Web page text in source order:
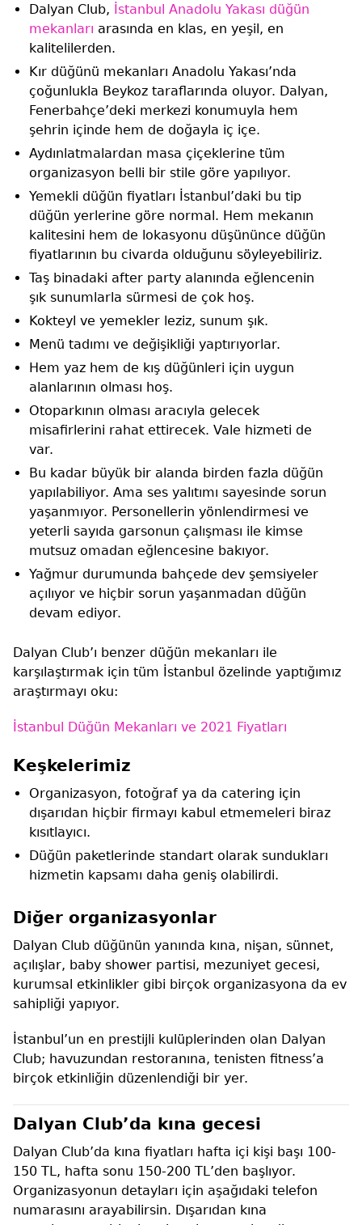
Dalyan Club, İstanbul Anadolu Yakası düğün
mekanları arasında en klas, en yeşil, en
kalitelilerden.
Kır düğünü mekanları Anadolu Yakası’nda
çoğunlukla Beykoz taraflarında oluyor. Dalyan,
Fenerbahçe’deki merkezi konumuyla hem
şehrin içinde hem de doğayla iç içe.
Aydınlatmalardan masa çiçeklerine tüm
organizasyon belli bir stile göre yapılıyor.
Yemekli düğün fiyatları İstanbul’daki bu tip
düğün yerlerine göre normal. Hem mekanın
kalitesini hem de lokasyonu düşününce düğün
fiyatlarının bu civarda olduğunu söyleyebiliriz.
Taş binadaki after party alanında eğlencenin
şık sunumlarla sürmesi de çok hoş.
Kokteyl ve yemekler leziz, sunum şık.
Menü tadımı ve değişikliği yaptırıyorlar.
Hem yaz hem de kış düğünleri için uygun
alanlarının olması hoş.
Otoparkının olması aracıyla gelecek
misafirlerini rahat ettirecek. Vale hizmeti de
var.
Bu kadar büyük bir alanda birden fazla düğün
yapılabiliyor. Ama ses yalıtımı sayesinde sorun
yaşanmıyor. Personellerin yönlendirmesi ve
yeterli sayıda garsonun çalışması ile kimse
mutsuz omadan eğlencesine bakıyor.
Yağmur durumunda bahçede dev şemsiyeler
açılıyor ve hiçbir sorun yaşanmadan düğün
devam ediyor.
Dalyan Club’ı benzer düğün mekanları ile
karşılaştırmak için tüm İstanbul özelinde yaptığımız
araştırmayı oku:
İstanbul Düğün Mekanları ve 2021 Fiyatları
Keşkelerimiz
Organizasyon, fotoğraf ya da catering için
dışarıdan hiçbir firmayı kabul etmemeleri biraz
kısıtlayıcı.
Düğün paketlerinde standart olarak sundukları
hizmetin kapsamı daha geniş olabilirdi.
Diğer organizasyonlar
Dalyan Club düğünün yanında kına, nişan, sünnet,
açılışlar, baby shower partisi, mezuniyet gecesi,
kurumsal etkinlikler gibi birçok organizasyona da ev
sahipliği yapıyor.
İstanbul’un en prestijli kulüplerinden olan Dalyan
Club; havuzundan restoranına, tenisten fitness’a
birçok etkinliğin düzenlendiği bir yer.
Dalyan Club’da kına gecesi
Dalyan Club’da kına fiyatları hafta içi kişi başı 100-
150 TL, hafta sonu 150-200 TL’den başlıyor.
Organizasyonun detayları için aşağıdaki telefon
numarasını arayabilirsin. Dışarıdan kına